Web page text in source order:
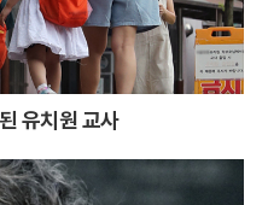
유치원 교사